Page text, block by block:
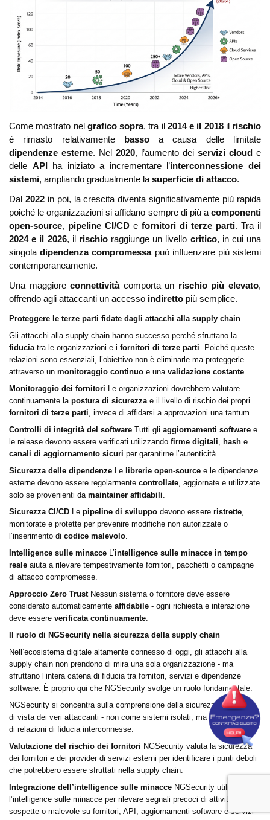
Come mostrato nel grafico sopra, tra il 2014 e il 2018il rischio
è rimasto relativamente
bassoa causa delle limitate
dipendenze esterne. Nel 2020, l’aumento dei servizi cloud e
delle API ha iniziato a incrementare l’interconnessione dei
sistemi, ampliando gradualmente la superficie di attacco.
Dal 2022in poi, la crescita diventa significativamente più rapida
poiché le organizzazioni si affidano sempre di più a componenti
open-source, pipeline CI/CD e fornitori di terze parti. Tra il
2024 e il 2026, il rischioraggiunge un livello critico, in cui una
singoladipendenza compromessapuò influenzare più sistemi
contemporaneamente.
Una maggioreconnettivitàcomporta un rischio più elevato,
offrendo agli attaccanti un accesso indiretto più semplice.
Proteggere le terze parti fidate dagli attacchi alla supply chain
Gli attacchi alla supply chain hanno successo perché sfruttano la
fiducia tra le organizzazioni e i fornitori di terze parti . Poiché queste
relazioni sono essenziali, l’obiettivo non è eliminarle ma proteggerle
attraverso un monitoraggio continuo e una validazione costante
Monitoraggio dei fornitori Le organizzazioni dovrebbero valutare
continuamente la postura di sicurezza e il livello di rischio dei propri
fornitori di terze parti , invece di affidarsi a approvazioni una tantum.
Controlli di integrità del software Tutti gli aggiornamenti software e
le release devono essere verificati utilizzando firme digitali hash e
canali di aggiornamento sicuri per garantirne l’autenticità.
Sicurezza delle dipendenze Le librerie open-source e le dipendenze
esterne devono essere regolarmente controllate , aggiornate e utilizzate
solo se provenienti da maintainer affidabili
Sicurezza CI/CD Le pipeline di sviluppo devono essere ristrette
monitorate e protette per prevenire modifiche non autorizzate o
l’inserimento di codice malevolo
Intelligence sulle minacce L’intelligence sulle minacce in tempo
reale aiuta a rilevare tempestivamente fornitori, pacchetti o campagne
di attacco compromesse.
Approccio Zero Trust Nessun sistema o fornitore deve essere
considerato automaticamente affidabile - ogni richiesta e interazione
deve essere verificata continuamente
Il ruolo di NGSecurity nella sicurezza della supply chain
Nell’ecosistema digitale altamente connesso di oggi, gli attacchi alla
supply chain non prendono di mira una sola organizzazione - ma
sfruttano l’intera catena di fiducia tra fornitori, servizi e dipendenze
software.
È proprio qui che NGSecurity svolge un ruolo fondamentale.
NGSecurity si concentra sulla comprensione della sicurezza dal punto
di vista dei veri attaccanti - non come sistemi isolati, ma come una rete
di relazioni di fiducia interconnesse.
Valutazione del rischio dei fornitori NGSecurity valuta la sicurezza
dei fornitori e dei provider di servizi esterni per identificare i punti deboli
che potrebbero essere sfruttati nella supply chain.
Integrazione dell’intelligence sulle minacce NGSecurity utilizza
l’intelligence sulle minacce per rilevare segnali precoci di attività
sospette o malevole su fornitori, API, aggiornamenti software e servizi